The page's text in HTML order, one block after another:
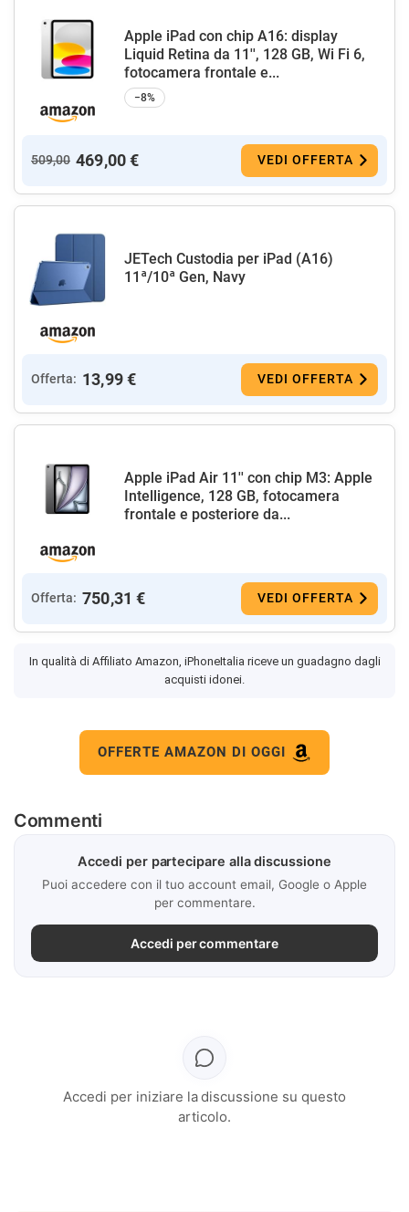
Apple iPad con chip A16: display
Liquid Retina da 11'', 128 GB, Wi Fi 6,
fotocamera frontale e...
−8%
509,00 469,00 € VEDI OFFERTA
JETech Custodia per iPad (A16)
11ª/10ª Gen, Navy
Offerta: 13,99 € VEDI OFFERTA
Apple iPad Air 11'' con chip M3: Apple
Intelligence, 128 GB, fotocamera
frontale e posteriore da...
Offerta: 750,31 € VEDI OFFERTA
In qualità di Affiliato Amazon, iPhoneItalia riceve un guadagno dagli
acquisti idonei.
OFFERTE AMAZON DI OGGI
Commenti
Accedi per partecipare alla discussione
Puoi accedere con il tuo account email, Google o Apple
per commentare.
Accedi per commentare
Accedi per iniziare la discussione su questo
articolo.